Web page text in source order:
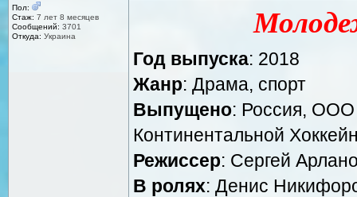
Пол:
Стаж: 7 лет 8 месяцев
Сообщений: 3701
Откуда: Украина
Год выпуска: 2018
Жанр: Драма, спорт
Выпущено: Россия, ООО
Континентальной
Режиссер: Сергей
В ролях: Денис